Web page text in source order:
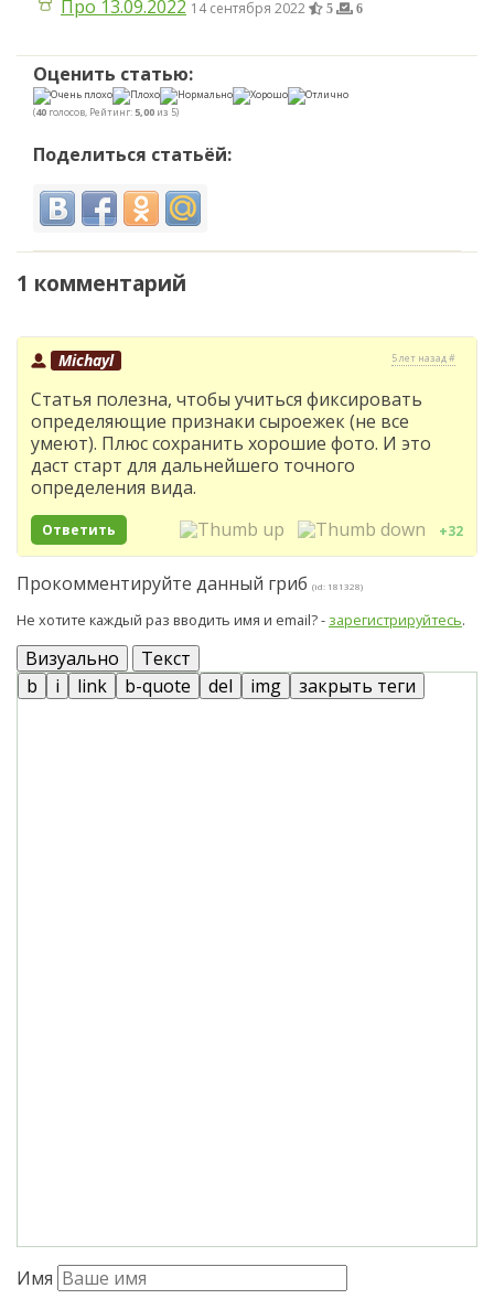
Про 13.09.2022 14 сентября 2022 5 6
Оценить статью:
(40 голосов, Рейтинг: 5,00 из 5)
Поделиться статьёй:
1 комментарий
Michayl 5 лет назад #
Статья полезна, чтобы учиться фиксировать
определяющие признаки сыроежек (не все
умеют). Плюс сохранить хорошие фото. И это
даст старт для дальнейшего точного
определения вида.
Ответить +32
Прокомментируйте данный гриб (id: 181328)
Не хотите каждый раз вводить имя и email? - зарегистрируйтесь.
Визуально Текст
Имя